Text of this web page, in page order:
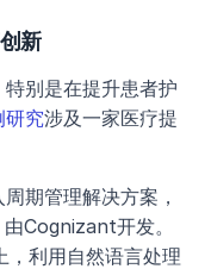
新
别是在提升患者护
研究涉及一家医疗提
期管理解决方案，
Cognizant开发。
利用自然语言处理